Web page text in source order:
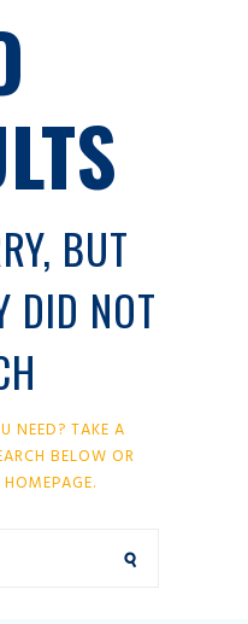
BUT
DID NOT
NEED? TAKE A
BELOW OR
.